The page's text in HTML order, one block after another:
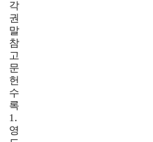
각
권
말
참
고
문
헌
수
록
1.
영